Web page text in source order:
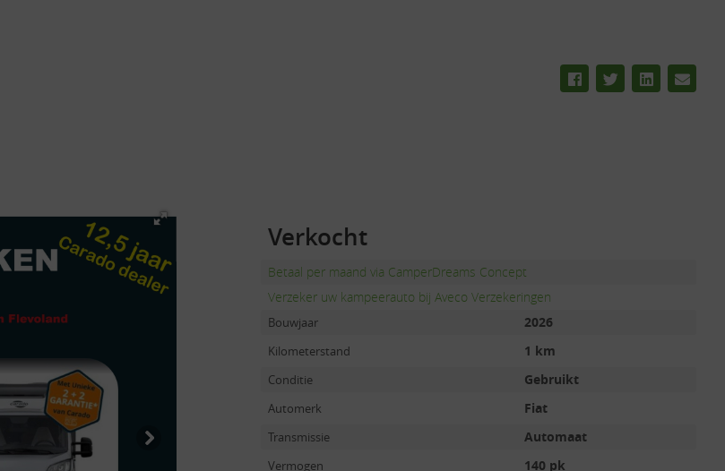
Verkocht
Betaal per maand via CamperDreams Concept
Verzeker uw kampeerauto bij Aveco Verzekeringen
Bouwjaar 2026
Kilometerstand 1 km
Conditie Gebruikt
Automerk Fiat
Transmissie Automaat
Vermogen 140 pk